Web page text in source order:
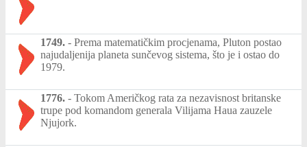
1749. - Prema matematičkim procjenama, Pluton postao
najudaljenija planeta sunčevog sistema, što je i ostao do
1979.
1776. - Tokom Američkog rata za nezavisnost britanske
trupe pod komandom generala Vilijama Haua zauzele
Njujork.